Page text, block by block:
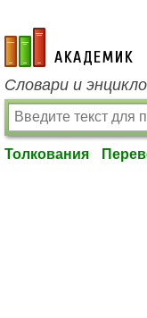
academic.ru
Словари и
Толкования